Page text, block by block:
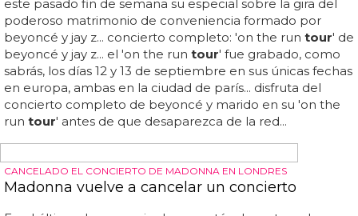
27 AÑOS DE GIRA
¿Cuál es la mejor gira de Madonna?